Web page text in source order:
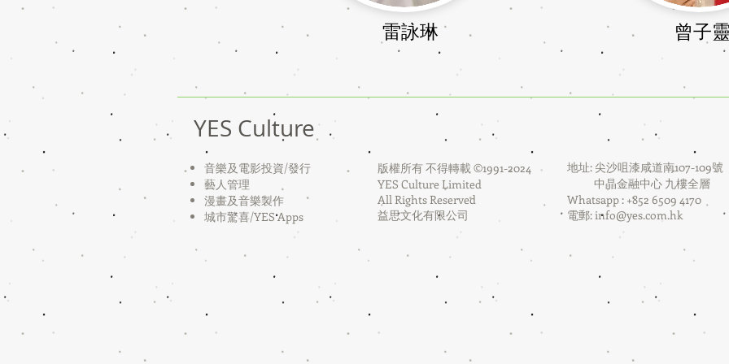
​雷詠琳 曾子
YES Culture
音樂及電影投資/發行
藝人管理
漫畫及音樂製作
​城市驚喜/YES Apps
地址: 尖沙咀漆咸道南107-109號
中晶金融中心 九樓全層
Whatsapp : +852 6509 4170
電郵:info@yes.com.hk
版權所有 不得轉載 ©1991-2024
YES Culture Limited
All Rights Reserved
益思文化有限公司